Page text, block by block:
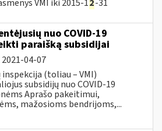
VMI iki 2015-12-31
nuo COVID-19
paraišką subsidijai
2021-04-07
(toliau – VMI)
subsidijų nuo COVID-19
Aprašo pakeitimui,
mažosioms bendrijoms,...